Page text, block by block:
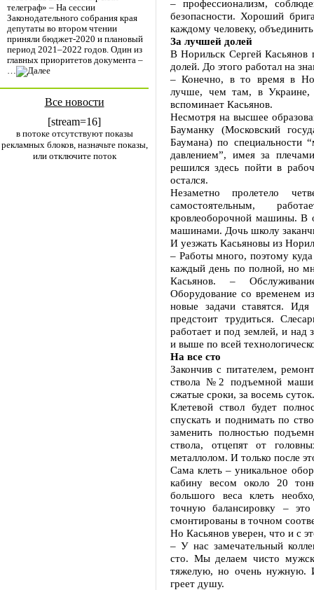
телеграф» – На сессии
Законодательного собрания края
депутаты во втором чтении
приняли бюджет-2020 и плановый
период 2021–2022 годов. Один из
главных приоритетов документа –
…
Все новости
[stream=16]
в потоке отсутствуют показы
рекламных блоков, назначьте показы,
или отключите поток
– профессионализм,
безопасности. Хороший
каждому человеку,
За лучшей долей
В Норильск Сергей
долей. До этого работал на
– Конечно, в то время в
лучше, чем там, в Украине,
вспоминает Касьянов.
Несмотря на высшее
Бауманку (Московский
Баумана) по специальности
давлением”, имея за
решился здесь пойти в
остался.
Незаметно пролетело
самостоятельным,
кровлеоборочной машины. В
машинами. Дочь школу
И уезжать Касьяновы из
– Работы много, поэтому
каждый день по полной, но
Касьянов. –
Оборудование со временем
новые задачи ставятся.
предстоит трудиться.
работает и под землей, и над
и выше по всей
На все сто
Закончив с питателем,
ствола №2 подъемной
сжатые сроки, за восемь суток.
Клетевой ствол будет
спускать и поднимать по
заменить полностью
ствола, отцепят от
металлолом. И только после
Сама клеть – уникальное
кабину весом около 20
большого веса клеть
точную балансировку –
смонтированы в точном
Но Касьянов уверен, что и с
– У нас замечательный
сто. Мы делаем чисто
тяжелую, но очень нужную.
греет душу.